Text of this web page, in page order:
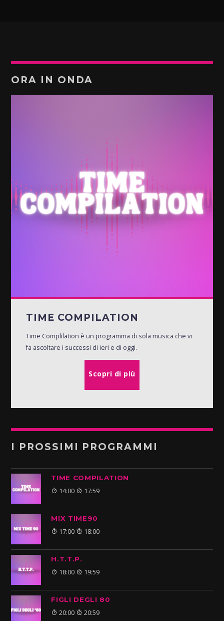
ORA IN ONDA
TIME COMPILATION
Time Complilation è un programma di sola musica che vi
fa ascoltare i successi di ieri e di oggi.
Scopri di più
I PROSSIMI PROGRAMMI
TIME COMPILATION
14:00 17:59
MIX TIME90
17:00 18:00
H.T.T.P.
18:00 19:59
FIGLI DEGLI 80
20:00 20:59